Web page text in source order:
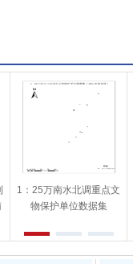
1：25万南水北调重点文
物保护单位数据集